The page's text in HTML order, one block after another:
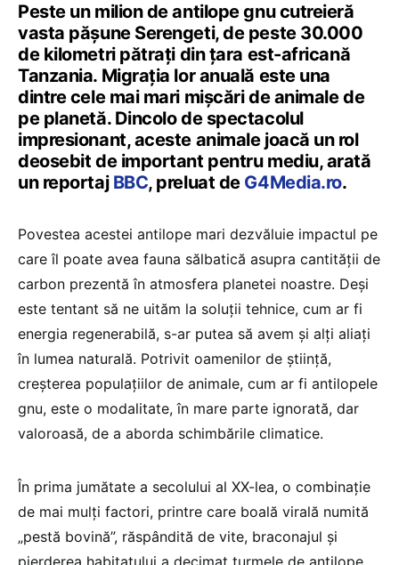
Peste un milion de antilope gnu cutreieră
vasta pășune Serengeti, de peste 30.000
de kilometri pătrați din țara est-africană
Tanzania. Migrația lor anuală este una
dintre cele mai mari mișcări de animale de
pe planetă. Dincolo de spectacolul
impresionant, aceste animale joacă un rol
deosebit de important pentru mediu, arată
un reportaj BBC, preluat de G4Media.ro.
Povestea acestei antilope mari dezvăluie impactul pe
care îl poate avea fauna sălbatică asupra cantității de
carbon prezentă în atmosfera planetei noastre. Deși
este tentant să ne uităm la soluții tehnice, cum ar fi
energia regenerabilă, s-ar putea să avem și alți aliați
în lumea naturală. Potrivit oamenilor de știință,
creșterea populațiilor de animale, cum ar fi antilopele
gnu, este o modalitate, în mare parte ignorată, dar
valoroasă, de a aborda schimbările climatice.
În prima jumătate a secolului al XX-lea, o combinație
de mai mulți factori, printre care boală virală numită
„pestă bovină”, răspândită de vite, braconajul și
pierderea habitatului a decimat turmele de antilope